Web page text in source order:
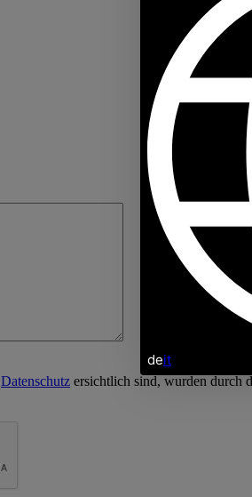
Datenschutz ersichtlich sind, wurden durch
deit